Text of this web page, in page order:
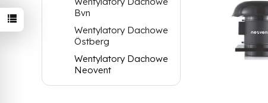
Bvn
Wentylatory Dachowe
Östberg
Wentylatory Dachowe
Neovent